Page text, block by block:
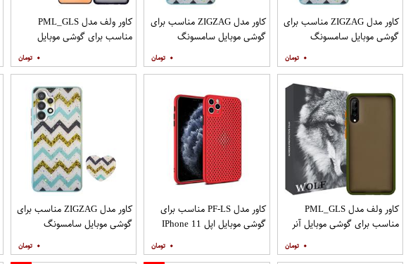
کاور مدل ZIGZAG مناسب برای
گوشی موبایل سامسونگ
نگهدارنده
۰
کاور مدل ZIGZAG مناسب برای
گوشی موبایل سامسونگ
همراه پایه نگهدارنده
۰
کاور ولف مدل PML_GLS
مناسب برای گوشی موبایل
همراه محافظ صفحه نمایش
۰
کاور ولف مدل PML_GLS
مناسب برای گوشی موبایل آنر
۰
کاور مدل PF-LS مناسب برای
گوشی موبایل اپل IPhone 11
۰
کاور مدل ZIGZAG مناسب برای
گوشی موبایل سامسونگ
نگهدارنده
۰